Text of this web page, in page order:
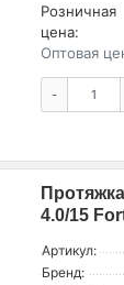
Розничная
цена:
Оптовая
-
4.0/15
Артикул:
Бренд: